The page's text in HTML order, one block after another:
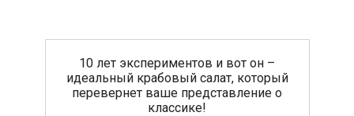
10 лет экспериментов и вот он –
идеальный крабовый салат, который
перевернет ваше представление о
классике!